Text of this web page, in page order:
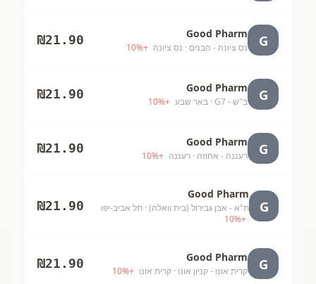
G
Good Pharm
נס ציונה - הבנים · נס ציונה +
10%
₪21.90
G
Good Pharm
ב"ש - G7 · באר שבע +
10%
₪21.90
G
Good Pharm
רעננה - אחוזה · רעננה +
10%
₪21.90
G
Good Pharm
ת"א - אבן גבירול (בית וואלה)· תל אביב-יפו
+
10%
₪21.90
G
Good Pharm
קרית אונו - קניון אונו · קרית אונו +
10%
₪21.90